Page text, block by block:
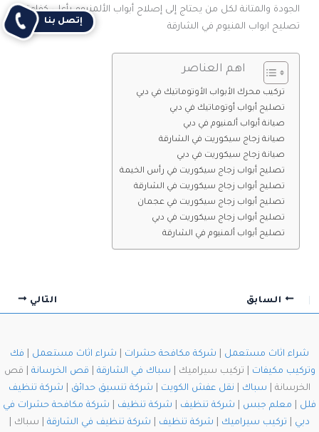
الجودة والمتانة لكل من يحتاج إلى إصلاح أبواب الألمنيوم بأعلى كفاءة.
تصليح ابواب المنيوم في الشارقة
اهم العناصر
تركيب محرك الأبواب الأوتوماتيك في دبي
تصليح أبواب أوتوماتيك في دبي
صيانة أبواب ألمنيوم في دبي
صيانة زجاج سيكوريت في الشارقة
صيانة زجاج سيكوريت في دبي
تصليح أبواب زجاج سيكوريت في رأس الخيمة
تصليح أبواب زجاج سيكوريت في الشارقة
تصليح أبواب زجاج سيكوريت في عجمان
تصليح أبواب زجاج سيكوريت في دبي
تصليح أبواب ألمنيوم في الشارقة
السابق التالي
شراء اثاث مستعمل شركة مكافحة حشرات شراء اثاث مستعمل
فك
وتركيب مكيفات
| تركيب سيراميك | سباك في الشارقة قص الخرسانة | قص
الخرسانة | سباك نقل عفش الكويت شركة تنسيق حدائق
شركة تنظيف
فلل
معلم جبس شركة تنظيف شركة تنظيف
شركة مكافحة حشرات في
دبي
تركيب سيراميك شركة تنظيف شركة تنظيف في الشارقة | سباك |
إتصل بنا